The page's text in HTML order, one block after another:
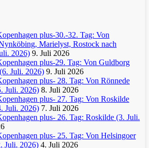
plus-30.-32. Tag: Von
Marielyst, Rostock nach
2026) 9. Juli 2026
plus-29. Tag: Von Guldborg
Juli. 2026) 9. Juli 2026
plus- 28. Tag: Von Rönnede
Juli. 2026) 8. Juli 2026
plus- 27. Tag: Von Roskilde
Juli. 2026) 7. Juli 2026
plus- 26. Tag: Roskilde (3. Juli.
plus- 25. Tag: Von Helsingoer
Juli. 2026) 4. Juli 2026